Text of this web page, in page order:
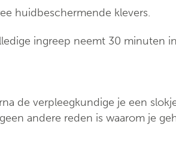
huidbeschermende klevers.
ingreep neemt 30 minuten
de verpleegkundige je een
andere reden is waarom je